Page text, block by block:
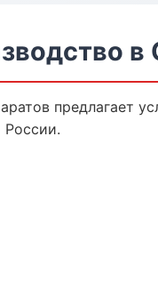
в
предлагает
России.